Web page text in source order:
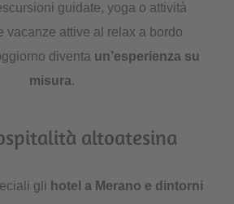
guidate, yoga o attività
vacanze attive al relax a bordo
diventa un’esperienza su
misura.
altoatesina
gli hotel a Merano e dintorni